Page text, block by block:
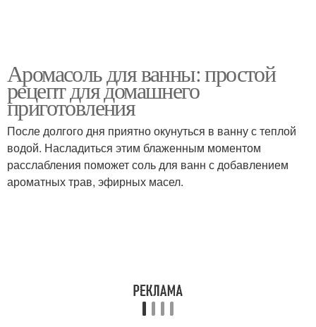
Аромасоль для ванны: простой
рецепт для домашнего
приготовления
После долгого дня приятно окунуться в ванну с теплой
водой. Насладиться этим блаженным моментом
расслабления поможет соль для ванн с добавлением
ароматных трав, эфирных масел.